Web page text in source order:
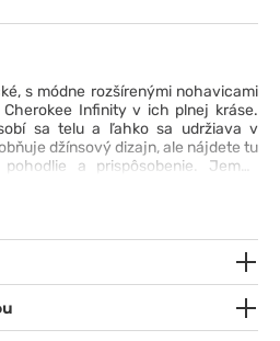
s módne rozšírenými nohavicami
Infinity v ich plnej kráse.
sa telu a ľahko sa udržiava v
džínsový dizajn, ale nájdete tu
a prispôsobenie. Jemne
- ideálne na telefón, malý
Vďaka manžetám a rozparkom v
;)